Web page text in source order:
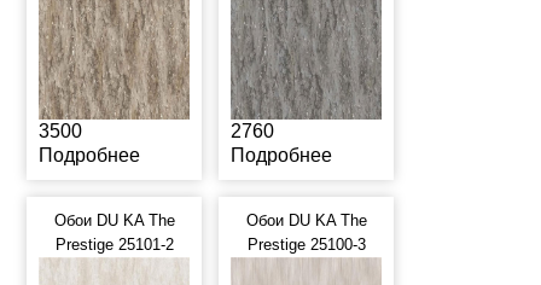
3500
Подробнее
2760
Подробнее
Обои DU KA The
Prestige 25101-2
Обои DU KA The
Prestige 25100-3